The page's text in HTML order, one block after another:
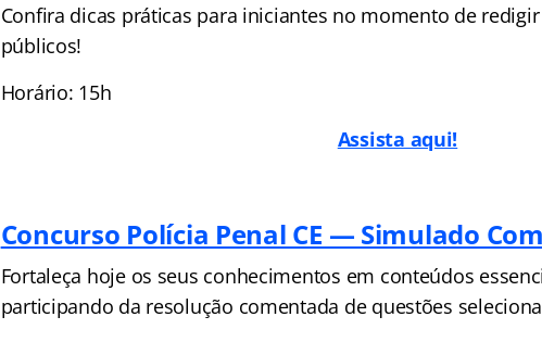
Confira dicas práticas para iniciantes no momento de
públicos!
Horário: 15h
Assista aqui!
Concurso Polícia Penal CE — Simulado
Fortaleça hoje os seus conhecimentos em conteúdos
participando da resolução comentada de questões